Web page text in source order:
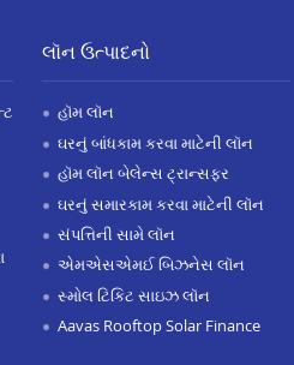
લૉન ઉત્પાદનો
હૉમ લૉન
ઘરનું બાંધકામ કરવા માટેની લૉન
હૉમ લૉન બેલેન્સ ટ્રાન્સફર
ઘરનું સમારકામ કરવા માટેની લૉન
સંપત્તિની સામે લૉન
એમએસએમઈ બિઝનેસ લૉન
સ્મોલ ટિકિટ સાઇઝ લૉન
Aavas Rooftop Solar Finance